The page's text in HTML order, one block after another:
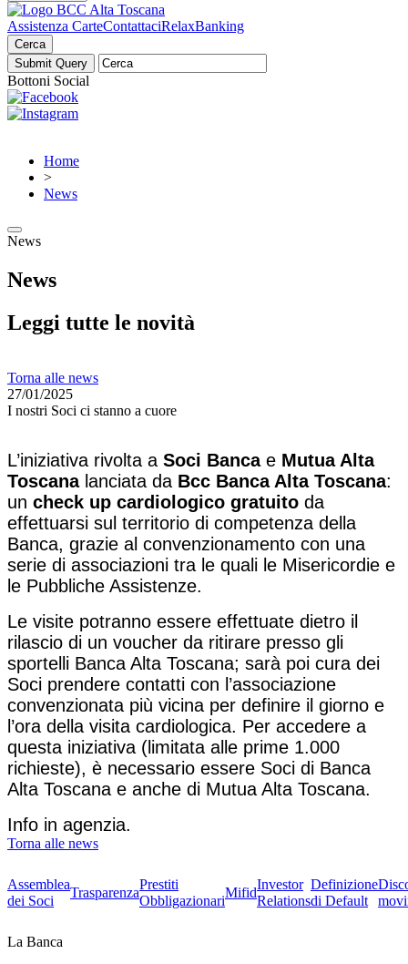
Assistenza CarteContattaciRelaxBanking
Cerca
Bottoni Social
Home
>
News
News
News
Leggi tutte le novità
Torna alle news
27/01/2025
I nostri Soci ci stanno a cuore
L’iniziativa rivolta a Soci Bancae Mutua Alta
Toscanalanciata da Bcc Banca Alta Toscana:
un check up cardiologico gratuito da
effettuarsi sul territorio di competenza della
Banca, grazie al convenzionamento con una
serie di associazioni tra le quali le Misericordie e
le Pubbliche Assistenze.
Le visite potranno essere effettuate dietro il
rilascio di un voucher da ritirare presso gli
sportelli Banca Alta Toscana; sarà poi cura dei
Soci prendere contatti con l’associazione
convenzionata più vicina per definire il giorno e
l’ora della visita cardiologica. Per accedere a
questa iniziativa (limitata alle prime 1.000
richieste), è necessario essere Soci di Banca
Alta Toscana e anche di Mutua Alta Toscana.
Info in agenzia.
Torna alle news
Assemblea
dei Soci
Trasparenza
Prestiti
Obbligazionari
Mifid
Investor
Relations
Definizione
di Default
La Banca